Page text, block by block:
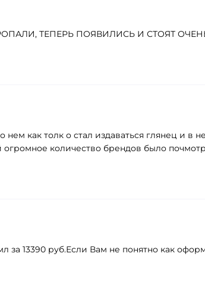
ТЕПЕРЬ ПОЯВИЛИСЬ И СТОЯТ
как толк о стал издаваться глянец и в
количество брендов было
13390 руб.Если Вам не понятно как